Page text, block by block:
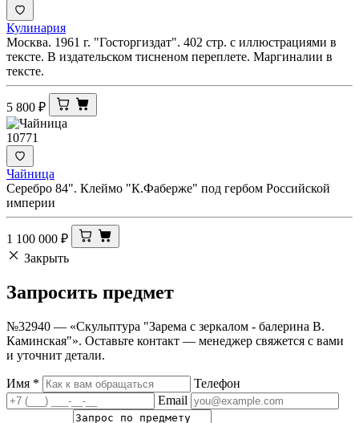
Кулинария
Москва. 1961 г. "Госторгиздат". 402 стр. с иллюстрациями в
тексте. В издательском тисненом переплете. Маргиналии в
тексте.
5 800 ₽
10771
Чайница
Серебро 84". Клеймо "К.Фаберже" под гербом Российской
империи
1 100 000 ₽
Закрыть
Запросить предмет
№32940 — «Скульптура "Зарема с зеркалом - балерина В.
Каминская"». Оставьте контакт — менеджер свяжется с вами
и уточнит детали.
Имя *
Телефон
Email